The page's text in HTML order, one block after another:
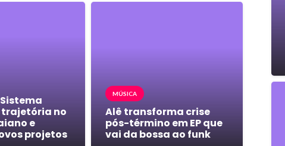
no
e
projetos
MÚSICA
Alê transforma crise
pós-término em EP que
vai da bossa ao funk